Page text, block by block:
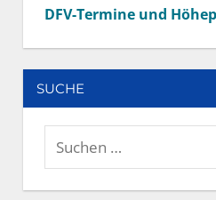
DFV-Termine und
SUCHE
Suchen